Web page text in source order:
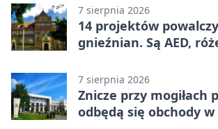
7 sierpnia 2026
14 projektów
gnieźnian. Są AED,
7 sierpnia 2026
Znicze przy mogiłach
odbędą się obchody